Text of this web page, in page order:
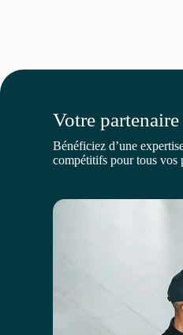
Votre
Bénéficiez d’une
compétitifs pour tous vos